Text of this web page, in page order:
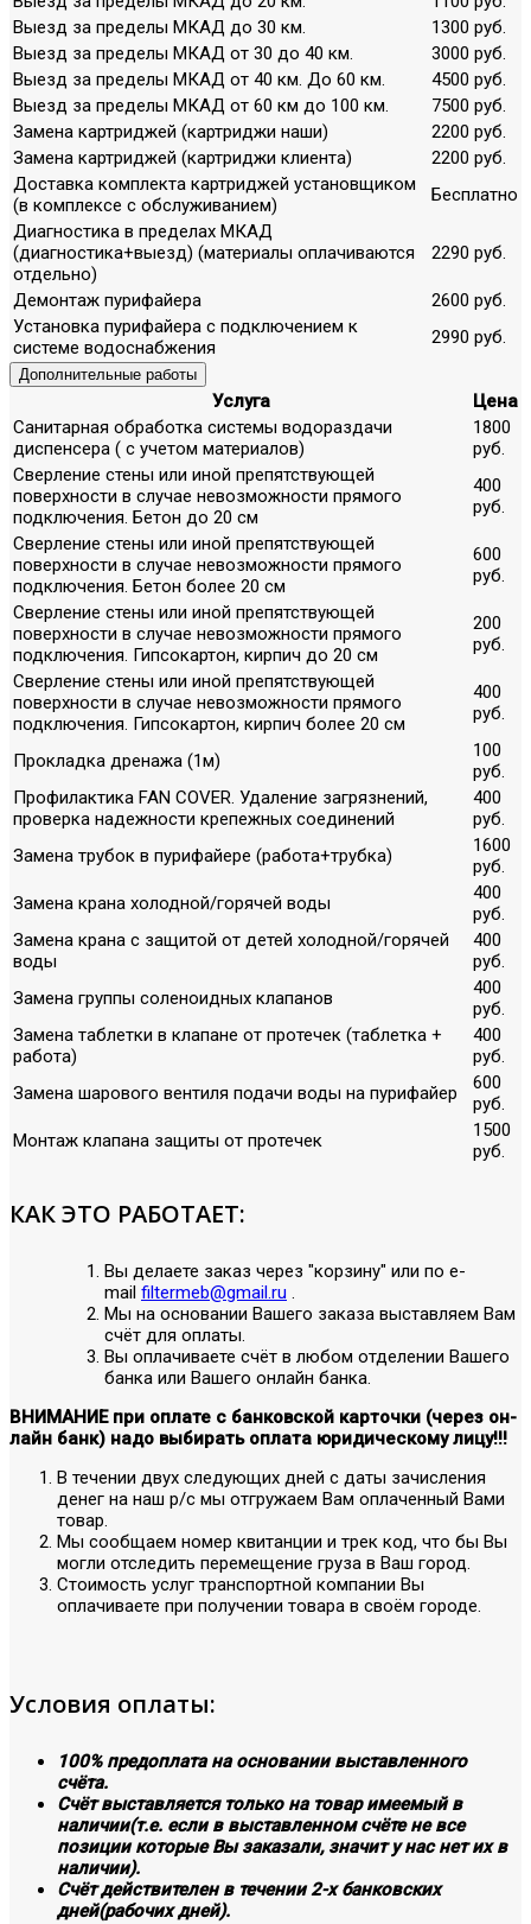
Выезд за пределы МКАД до 30 км.
1300 руб.
Выезд за пределы МКАД от 30 до 40 км.
3000 руб.
Выезд за пределы МКАД от 40 км. До 60 км.
4500 руб.
Выезд за пределы МКАД от 60 км до 100 км.
7500 руб.
Замена картриджей (картриджи наши)
2200 руб.
Замена картриджей (картриджи клиента)
2200 руб.
Доставка комплекта картриджей установщиком
(в комплексе с обслуживанием)
Бесплатно
Диагностика в пределах МКАД
(диагностика+выезд) (материалы оплачиваются
отдельно)
2290 руб.
Демонтаж пурифайера
2600 руб.
Установка пурифайера с подключением к
системе водоснабжения
2990 руб.
Дополнительные работы
Услуга
Цена
Санитарная обработка системы водораздачи
диспенсера ( с учетом материалов)
1800
руб.
Сверление стены или иной препятствующей
поверхности в случае невозможности прямого
подключения. Бетон до 20 см
400
руб.
Сверление стены или иной препятствующей
поверхности в случае невозможности прямого
подключения. Бетон более 20 см
600
руб.
Сверление стены или иной препятствующей
поверхности в случае невозможности прямого
подключения. Гипсокартон, кирпич до 20 см
200
руб.
Сверление стены или иной препятствующей
поверхности в случае невозможности прямого
подключения. Гипсокартон, кирпич более 20 см
400
руб.
Прокладка дренажа (1м)
100
руб.
Профилактика FAN COVER. Удаление загрязнений,
проверка надежности крепежных соединений
400
руб.
Замена трубок в пурифайере (работа+трубка)
1600
руб.
Замена крана холодной/горячей воды
400
руб.
Замена крана с защитой от детей холодной/горячей
воды
400
руб.
Замена группы соленоидных клапанов
400
руб.
Замена таблетки в клапане от протечек (таблетка +
работа)
400
руб.
Замена шарового вентиля подачи воды на пурифайер
600
руб.
Монтаж клапана защиты от протечек
1500
руб.
КАК ЭТО РАБОТАЕТ:
Вы делаете заказ через "корзину" или по е-
mail filtermeb@gmail.ru .
Мы на основании Вашего заказа выставляем Вам
счёт для оплаты.
Вы оплачиваете счёт в любом отделении Вашего
банка или Вашего онлайн банка.
ВНИМАНИЕ при оплате с банковской карточки (через он-
лайн банк) надо выбирать оплата юридическому лицу!!!
В течении двух следующих дней с даты зачисления
денег на наш р/с мы отгружаем Вам оплаченный Вами
товар.
Мы сообщаем номер квитанции и трек код, что бы Вы
могли отследить перемещение груза в Ваш город.
Стоимость услуг транспортной компании Вы
оплачиваете при получении товара в своём городе.
Условия оплаты:
100% предоплата на основании выставленного
счёта.
Счёт выставляется только на товар имеемый в
наличии(т.е. если в выставленном счёте не все
позиции которые Вы заказали, значит у нас нет их в
наличии).
Счёт действителен в течении 2-х банковских
дней(рабочих дней).